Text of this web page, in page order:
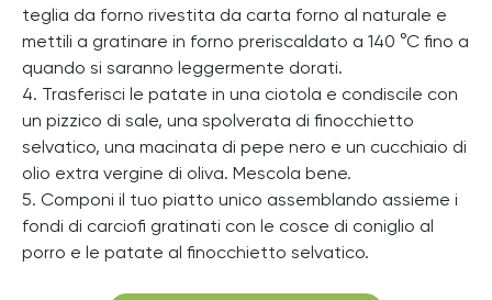
teglia da forno rivestita da carta forno al naturale e
mettili a gratinare in forno preriscaldato a 140 °C fino a
quando si saranno leggermente dorati.
4. Trasferisci le patate in una ciotola e condiscile con
un pizzico di sale, una spolverata di finocchietto
selvatico, una macinata di pepe nero e un cucchiaio di
olio extra vergine di oliva. Mescola bene.
5. Componi il tuo piatto unico assemblando assieme i
fondi di carciofi gratinati con le cosce di coniglio al
porro e le patate al finocchietto selvatico.